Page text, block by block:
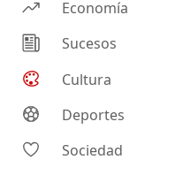
Economía
Sucesos
Cultura
Deportes
Sociedad